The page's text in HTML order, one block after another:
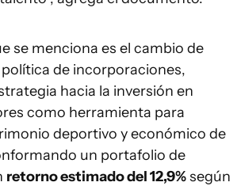
se menciona es el cambio de
de incorporaciones,
hacia la inversión en
como herramienta para
deportivo y económico de
un portafolio de
retorno estimado del 12,9%según